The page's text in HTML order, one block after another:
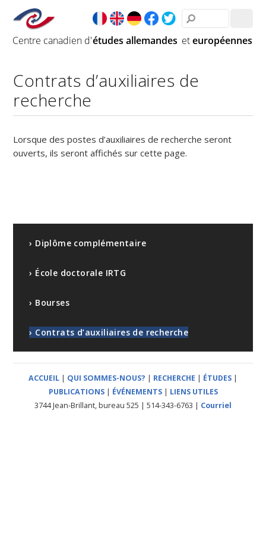
Contrats d’auxiliaires de
recherche
Lorsque des postes d’auxiliaires de recherche seront
ouverts, ils seront affichés sur cette page.
› Diplôme complémentaire
› École doctorale IRTG
› Bourses
› Contrats d’auxiliaires de recherche
ACCUEIL | QUI SOMMES-NOUS? | RECHERCHE | ÉTUDES |
PUBLICATIONS| ÉVÉNEMENTS| LIENS UTILES
3744 Jean-Brillant, bureau 525 | 514-343-6763 | Courriel